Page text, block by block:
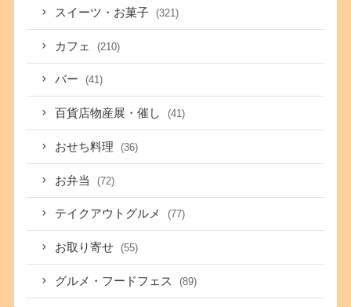
スイーツ・お菓子 (321)
カフェ (210)
バー (41)
百貨店物産展・催し (41)
おせち料理 (36)
お弁当 (72)
テイクアウトグルメ (77)
お取り寄せ (55)
グルメ・フードフェス (89)